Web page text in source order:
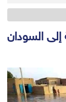
السودان